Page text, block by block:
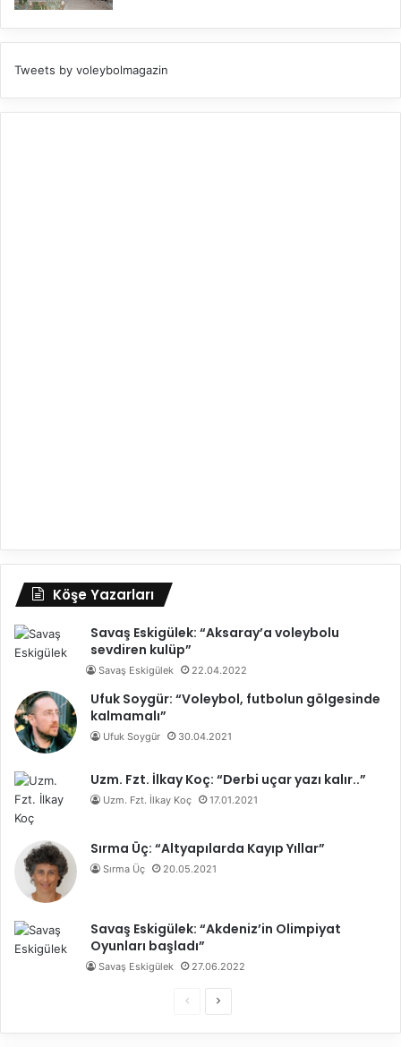
Tweets by voleybolmagazin
Köşe Yazarları
Savaş Eskigülek: “Aksaray’a voleybolu
sevdiren kulüp”
Savaş Eskigülek 22.04.2022
Ufuk Soygür: “Voleybol, futbolun gölgesinde
kalmamalı”
Ufuk Soygür 30.04.2021
Uzm. Fzt. İlkay Koç: “Derbi uçar yazı kalır..”
Uzm. Fzt. İlkay Koç 17.01.2021
Sırma Üç: “Altyapılarda Kayıp Yıllar”
Sırma Üç 20.05.2021
Savaş Eskigülek: “Akdeniz’in Olimpiyat
Oyunları başladı”
Savaş Eskigülek 27.06.2022